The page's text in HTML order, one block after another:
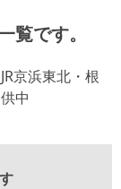
覧です。
京浜東北・根
中